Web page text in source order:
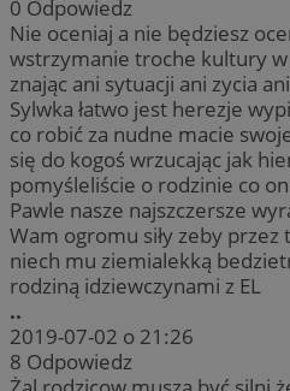
0 Odpowiedz
Nie oceniaj a nie będziesz
wstrzymanie troche kultury
znając ani sytuacji ani zycia
Sylwka łatwo jest herezje
co robić za nudne macie
się do kogoś wrzucając jak
pomyśleliście o rodzinie co
Pawle nasze najszczersze
Wam ogromu siły zeby przez
niech mu ziemialekką
rodziną idziewczynami z EL
..
2019-07-02 o 21:26
8 Odpowiedz